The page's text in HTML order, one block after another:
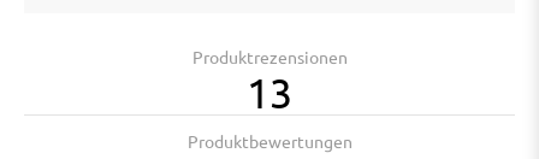
Produktrezensionen
13
Produktbewertungen